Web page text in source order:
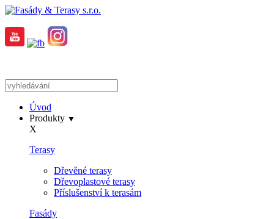
Úvod
Produkty ▼
X
Terasy
Dřevěné terasy
Dřevoplastové terasy
Příslušenství k terasám
Fasády